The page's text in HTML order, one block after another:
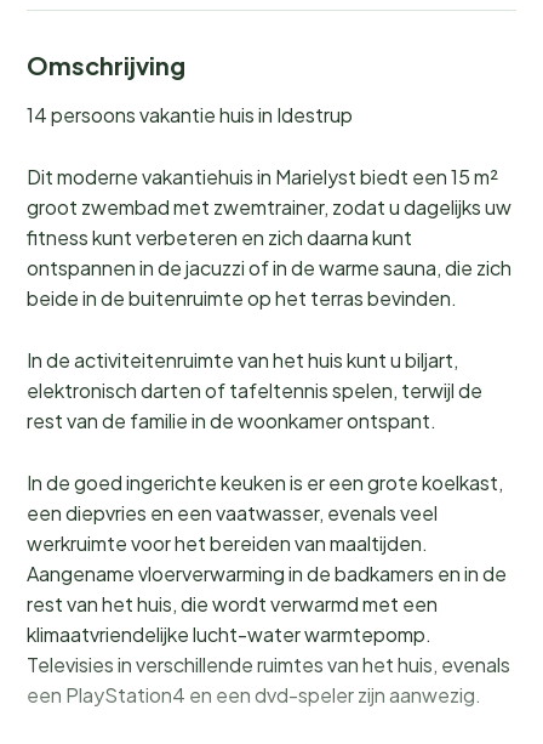
Omschrijving
14 persoons vakantie huis in Idestrup
Dit moderne vakantiehuis in Marielyst biedt een 15 m²
groot zwembad met zwemtrainer, zodat u dagelijks uw
fitness kunt verbeteren en zich daarna kunt
ontspannen in de jacuzzi of in de warme sauna, die zich
beide in de buitenruimte op het terras bevinden.
In de activiteitenruimte van het huis kunt u biljart,
elektronisch darten of tafeltennis spelen, terwijl de
rest van de familie in de woonkamer ontspant.
In de goed ingerichte keuken is er een grote koelkast,
een diepvries en een vaatwasser, evenals veel
werkruimte voor het bereiden van maaltijden.
Aangename vloerverwarming in de badkamers en in de
rest van het huis, die wordt verwarmd met een
klimaatvriendelijke lucht-water warmtepomp.
Televisies in verschillende ruimtes van het huis, evenals
een PlayStation4 en een dvd-speler zijn aanwezig.